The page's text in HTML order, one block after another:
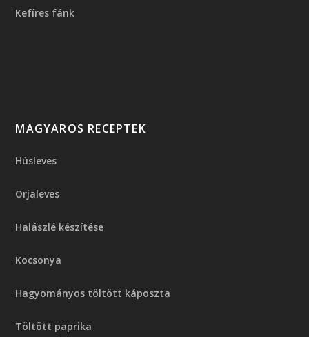
Kefíres fánk
MAGYAROS RECEPTEK
Húsleves
Orjaleves
Halászlé készítése
Kocsonya
Hagyományos töltött káposzta
Töltött paprika